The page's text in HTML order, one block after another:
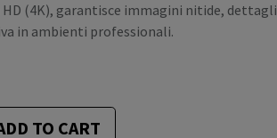
(4K), garantisce immagini nitide, dettagli
in ambienti professionali.
TO CART